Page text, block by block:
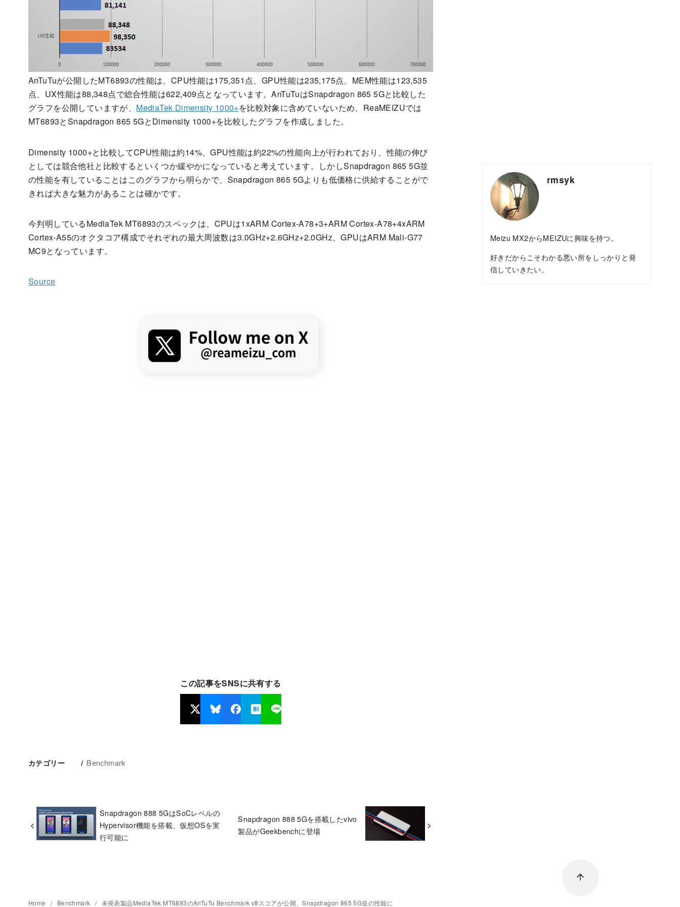
AnTuTuが公開したMT6893の性能は、CPU性能は175,351点、GPU性能は235,175点、MEM性能は123,535
点、UX性能は88,348点で総合性能は622,409点となっています。AnTuTuはSnapdragon 865 5Gと比較した
グラフを公開していますが、 MediaTek Dimensity 1000+を比較対象に含めていないため、ReaMEIZUでは
MT6893とSnapdragon 865 5GとDimensity 1000+を比較したグラフを作成しました。
Dimensity 1000+と比較してCPU性能は約14%、GPU性能は約22%の性能向上が行われており、性能の伸び
としては競合他社と比較するといくつか緩やかになっていると考えています。しかしSnapdragon 865 5G並
の性能を有していることはこのグラフから明らかで、Snapdragon 865 5Gよりも低価格に供給することがで
きれば大きな魅力があることは確かです。
今判明しているMediaTek MT6893のスペックは、CPUは1xARM Cortex-A78+3+ARM Cortex-A78+4xARM
Cortex-A55のオクタコア構成でそれぞれの最大周波数は3.0GHz+2.6GHz+2.0GHz、GPUはARM Mali-G77
MC9となっています。
Source
この記事をSNSに共有する
カテゴリー Benchmark
Snapdragon 888 5GはSoCレベルの
Hypervisor機能を搭載、仮想OSを実
行可能に
Snapdragon 888 5Gを搭載したvivo
製品がGeekbenchに登場
rmsyk
Meizu MX2からMEIZUに興味を持つ。
好きだからこそわかる悪い所をしっかりと発
信していきたい。
Home Benchmark 未発表製品MediaTek MT6893のAnTuTu Benchmark v8スコアが公開、Snapdragon 865 5G並の性能に